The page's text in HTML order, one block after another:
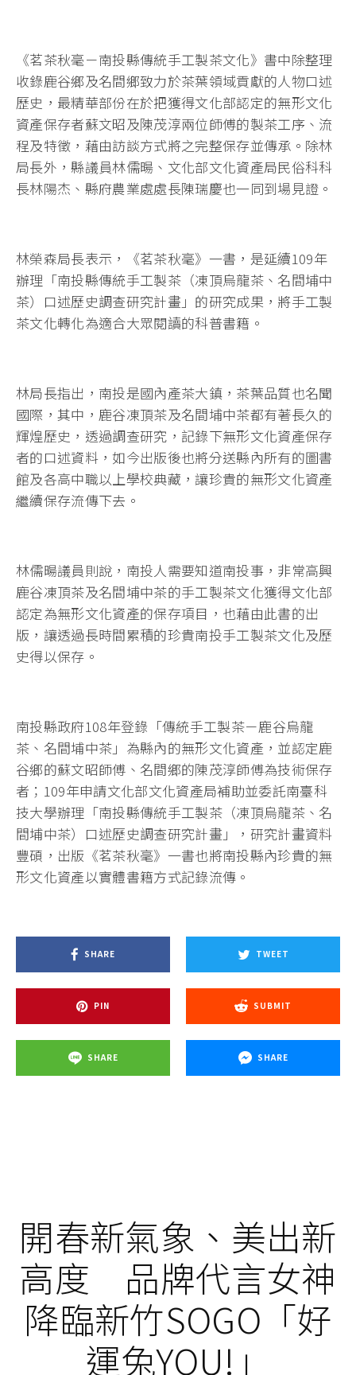
《茗茶秋毫－南投縣傳統手工製茶文化》書中除整理
收錄鹿谷鄉及名間鄉致力於茶葉領域貢獻的人物口述
歷史，最精華部份在於把獲得文化部認定的無形文化
資產保存者蘇文昭及陳茂淳兩位師傅的製茶工序、流
程及特徵，藉由訪談方式將之完整保存並傳承。除林
局長外，縣議員林儒暘、文化部文化資產局民俗科科
長林陽杰、縣府農業處處長陳瑞慶也一同到場見證。
林榮森局長表示，《茗茶秋毫》一書，是延續109年
辦理「南投縣傳統手工製茶（凍頂烏龍茶、名間埔中
茶）口述歷史調查研究計畫」的研究成果，將手工製
茶文化轉化為適合大眾閱讀的科普書籍。
林局長指出，南投是國內產茶大鎮，茶葉品質也名聞
國際，其中，鹿谷凍頂茶及名間埔中茶都有著長久的
輝煌歷史，透過調查研究，記錄下無形文化資產保存
者的口述資料，如今出版後也將分送縣內所有的圖書
館及各高中職以上學校典藏，讓珍貴的無形文化資產
繼續保存流傳下去。
林儒暘議員則說，南投人需要知道南投事，非常高興
鹿谷凍頂茶及名間埔中茶的手工製茶文化獲得文化部
認定為無形文化資產的保存項目，也藉由此書的出
版，讓透過長時間累積的珍貴南投手工製茶文化及歷
史得以保存。
南投縣政府108年登錄「傳統手工製茶－鹿谷烏龍
茶、名間埔中茶」為縣內的無形文化資產，並認定鹿
谷鄉的蘇文昭師傅、名間鄉的陳茂淳師傅為技術保存
者；109年申請文化部文化資產局補助並委託南臺科
技大學辦理「南投縣傳統手工製茶（凍頂烏龍茶、名
間埔中茶）口述歷史調查研究計畫」，研究計畫資料
豐碩，出版《茗茶秋毫》一書也將南投縣內珍貴的無
形文化資產以實體書籍方式記錄流傳。
SHARE TWEET
PIN SUBMIT
SHARE SHARE
開春新氣象、美出新
高度 品牌代言女神
降臨新竹SOGO「好
運兔YOU!」